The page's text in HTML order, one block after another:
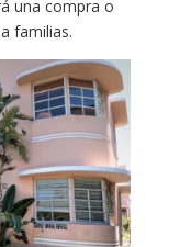
una compra o
familias.